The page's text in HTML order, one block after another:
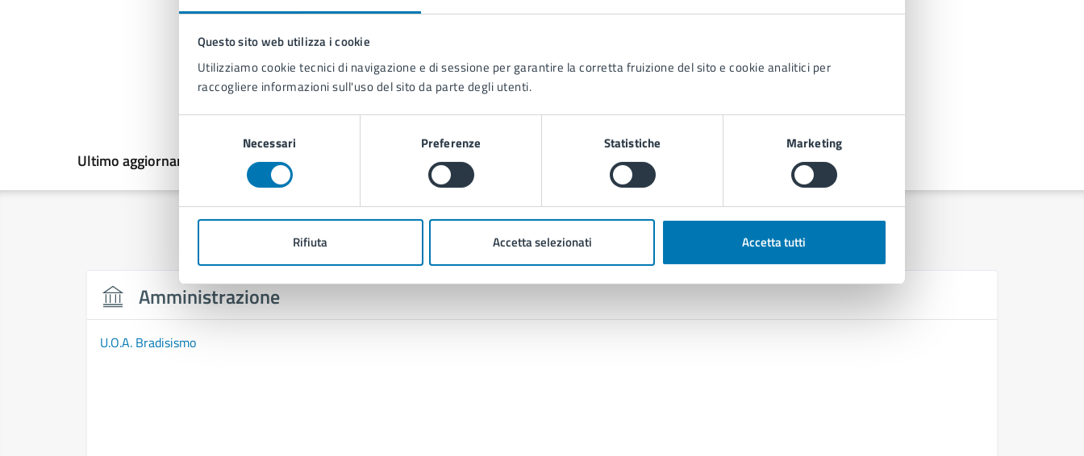
Questo sito web utilizza i cookie
Utilizziamo cookie tecnici di navigazione e di sessione per garantire la corretta fruizione del sito e cookie analitici per
raccogliere informazioni sull'uso del sito da parte degli utenti.
consenso
Necessari Preferenze Statistiche Marketing
Rifiuta Accetta selezionati Accetta tutti
Piazza Municipio 22, 80133
Ultimo aggiornamento: 26/08/2025, 11:01
Contenuti correlati
Amministrazione
U.O.A. Bradisismo